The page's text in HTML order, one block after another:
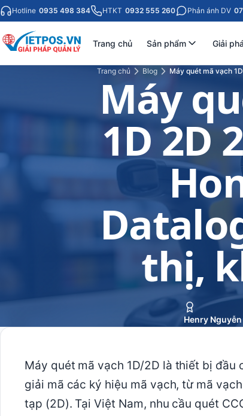
Hotline 0935 498 384 HTKT 0932 555 260 Phản ánh DV
Trang chủ Sản phẩm Giải
Trang chủ Blog Máy quét mã vạch
Máy
1D 2D
thị,
Henry Nguyễn
Máy quét mã vạch 1D/2D là thiết bị đầu
giải mã các ký hiệu mã vạch, từ mã
tạp (2D). Tại Việt Nam, nhu cầu quét